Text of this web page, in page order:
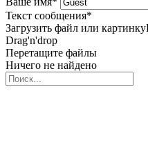
Текст сообщения*
Загрузить файл или картинку
Drag'n'drop
Перетащите файлы
Ничего не найдено